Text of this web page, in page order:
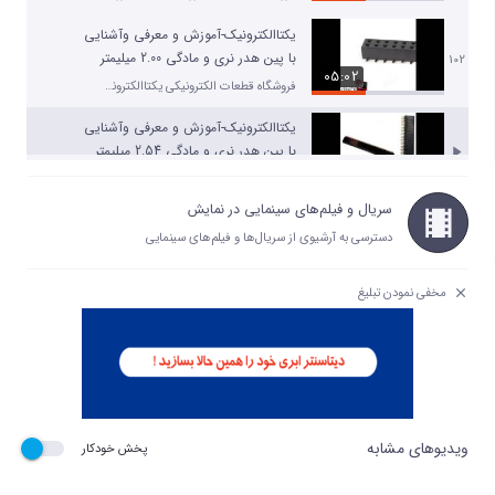
102
05:02
یکتاالکترونیک-آموزش و معرفی وآشنایی
با پین هدر نری و مادگی 2.00 میلیمتر
فروشگاه قطعات الکترونیکی یکتاالکترونیک
یکتاالکترونیک-آموزش و معرفی وآشنایی
با پین هدر نری و مادگی 2.54 میلیمتر
104
یکتاالکترونیک-آموزش و معرفی وآشنایی
با دی کانکتور روبردی رایت انگل صنعتی
03:04
یکتاالکترونیک-آموزش و معرفی وآشنایی
فروشگاه قطعات الکترونیکی یکتاالکترونیک
سریال و فیلم‌های سینمایی در نمایش
دسترسی به آرشیوی از سریال‌ها و فیلم‌های سینمایی
مخفی نمودن تبلیغ
ویدیوهای مشابه پخش خودکار